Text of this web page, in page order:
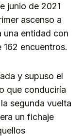
junio de 2021
ascenso a
una entidad con
encuentros.
y supuso el
que conduciría
segunda vuelta
un fichaje